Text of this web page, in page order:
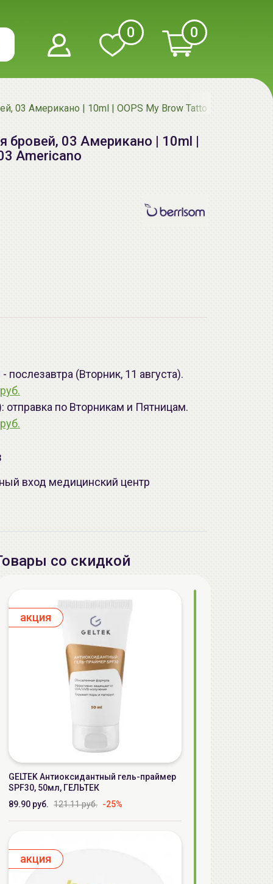
0 0
03 Американо | 10ml | OOPS My Brow Tattoo Pack, 03
бровей, 03 Американо | 10ml |
Americano
(Вторник, 11 августа).
отправка по Вторникам и Пятницам.
вход медицинский центр
со скидкой
aкция
GELTEK Антиоксидантный гель-праймер
SPF30, 50мл, ГЕЛЬТЕК
89.90 руб. 121.11 руб. -25%
aкция